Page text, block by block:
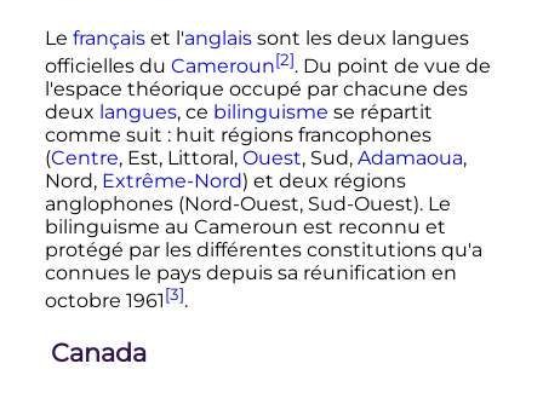
Le françaiset l'anglaissont les deux langues
officielles du Cameroun[2]. Du point de vue de
l'espace théorique occupé par chacune des
deux langues, ce bilinguisme se répartit
comme suit : huit régions francophones
(Centre, Est, Littoral, Ouest, Sud, Adamaoua,
Nord, Extrême-Nord) et deux régions
anglophones (Nord-Ouest, Sud-Ouest). Le
bilinguisme au Cameroun est reconnu et
protégé par les différentes constitutions qu'a
connues le pays depuis sa réunification en
octobre 1961[3].
Canada